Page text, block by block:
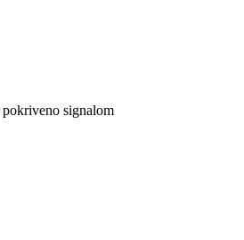
signalom